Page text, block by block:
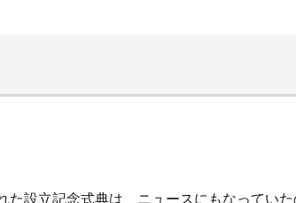
た設立記念式典は、ニュースにもなってい